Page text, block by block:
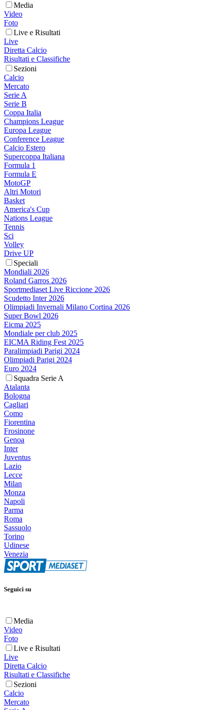
Media
Video
Foto
Live e Risultati
Live
Diretta Calcio
Risultati e Classifiche
Sezioni
Calcio
Mercato
Serie A
Serie B
Coppa Italia
Champions League
Europa League
Conference League
Calcio Estero
Supercoppa Italiana
Formula 1
Formula E
MotoGP
Altri Motori
Basket
America's Cup
Nations League
Tennis
Sci
Volley
Drive UP
Speciali
Mondiali 2026
Roland Garros 2026
Sportmediaset Live Riccione 2026
Scudetto Inter 2026
Olimpiadi Invernali Milano Cortina 2026
Super Bowl 2026
Eicma 2025
Mondiale per club 2025
EICMA Riding Fest 2025
Paralimpiadi Parigi 2024
Olimpiadi Parigi 2024
Euro 2024
Squadra Serie A
Atalanta
Bologna
Cagliari
Como
Fiorentina
Frosinone
Genoa
Inter
Juventus
Lazio
Lecce
Milan
Monza
Napoli
Parma
Roma
Sassuolo
Torino
Udinese
Venezia
Seguici su
Media
Video
Foto
Live e Risultati
Live
Diretta Calcio
Risultati e Classifiche
Sezioni
Calcio
Mercato